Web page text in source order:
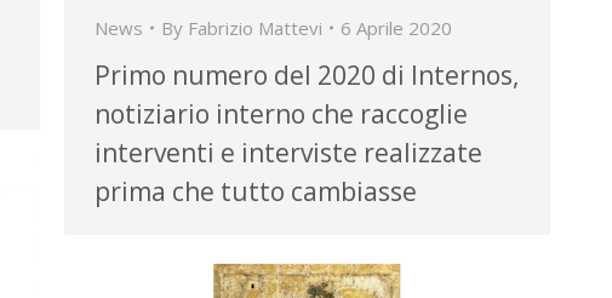
News By Fabrizio Mattevi 6 Aprile 2020
Primo numero del 2020 di Internos,
notiziario interno che raccoglie
interventi e interviste realizzate
prima che tutto cambiasse